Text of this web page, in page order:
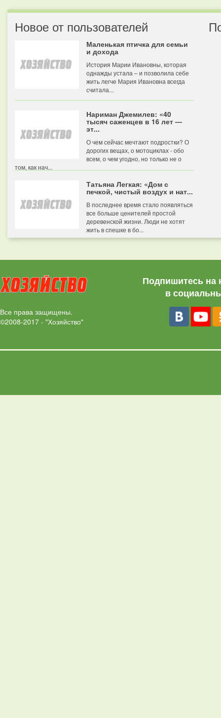
Новое от пользователей
Маленькая птичка для семьи
и дохода
История Марии Ивановны, которая
однажды устала – и позволила себе
жить легче Мария Ивановна всегда
считала...
Нариман Джемилев: «40
тысяч саженцев в 16 лет —
эт...
О чем сейчас мечтают подростки? О
дорогих вещах, о мотоциклах - обо
всем, о чем угодно, но только не о
том, как нач...
Татьяна Легкая: «Дом с
печкой, чистый воздух и нат...
В последнее время стало появляться
все больше ценителей простой
деревенской жизни. Люди не хотят
жить в спешке в бо...
Все права защищены.
©2008-2017 - "Хозяйство"
Подпишитесь на
в